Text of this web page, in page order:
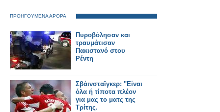
ΠΡΟΗΓΟΥΜΕΝΑ ΑΡΘΡΑ
Πυροβόλησαν και
τραυμάτισαν
Πακιστανό στου
Ρέντη
Σβάινσταϊγκερ: "Είναι
όλα ή τίποτα πλέον
για μας το ματς της
Τρίτης.